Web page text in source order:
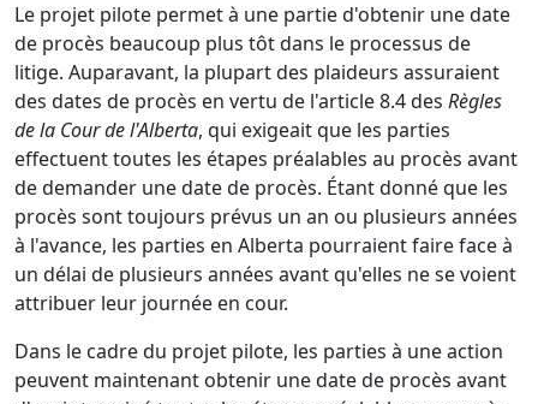
Le projet pilote permet à une partie d'obtenir une date
de procès beaucoup plus tôt dans le processus de
litige. Auparavant, la plupart des plaideurs assuraient
des dates de procès en vertu de l'article 8.4 des Règles
de la Cour de l'Alberta, qui exigeait que les parties
effectuent toutes les étapes préalables au procès avant
de demander une date de procès. Étant donné que les
procès sont toujours prévus un an ou plusieurs années
à l'avance, les parties en Alberta pourraient faire face à
un délai de plusieurs années avant qu'elles ne se voient
attribuer leur journée en cour.
Dans le cadre du projet pilote, les parties à une action
peuvent maintenant obtenir une date de procès avant